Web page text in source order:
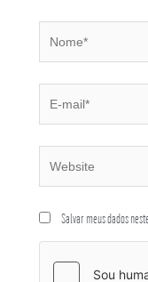
Salvar meus dados